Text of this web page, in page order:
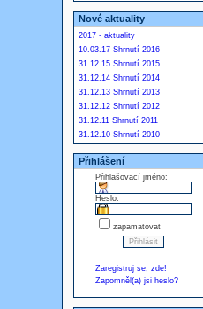
Nové aktuality
2017 - aktuality
10.03.17 Shrnutí 2016
31.12.15 Shrnutí 2015
31.12.14 Shrnutí 2014
31.12.13 Shrnutí 2013
31.12.12 Shrnutí 2012
31.12.11 Shrnutí 2011
31.12.10 Shrnutí 2010
Přihlášení
Přihlašovací jméno:
Heslo:
zapamatovat
Zaregistruj se, zde!
Zapomněl(a) jsi heslo?